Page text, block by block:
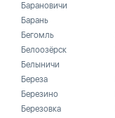
Барановичи
Барань
Бегомль
Белоозёрск
Белыничи
Береза
Березино
Березовка